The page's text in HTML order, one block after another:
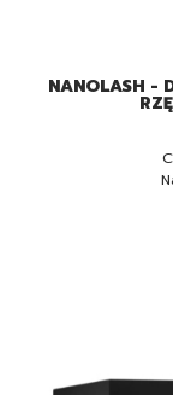
NANOLASH -